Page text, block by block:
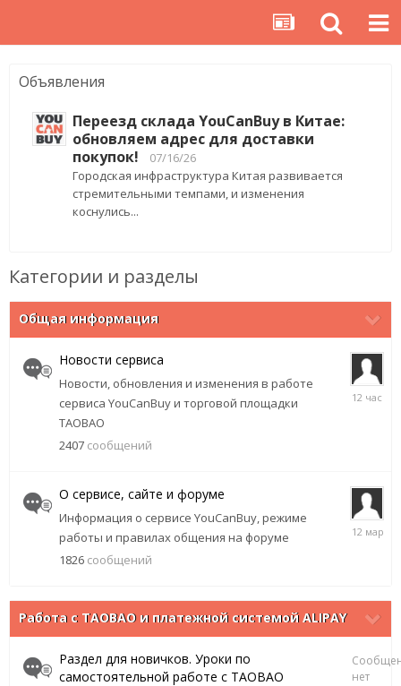
Объявления
Переезд склада YouCanBuy в Китае:
обновляем адрес для доставки
покупок!
07/16/26
Городская инфраструктура Китая развивается
стремительными темпами, и изменения
коснулись...
Категории и разделы
Общая информация
Новости сервиса
Новости, обновления и изменения в работе
сервиса YouCanBuyи торговой площадки
TAOBAO
2407 сообщений
12
О сервисе, сайте и форуме
Информация о сервисе YouCanBuy, режиме
работы и правилах общения на форуме
1826 сообщений
12
марта
Работа с TAOBAO и платежной системой ALIPAY
Раздел для новичков. Уроки по
самостоятельной работе с TAOBAO
нет